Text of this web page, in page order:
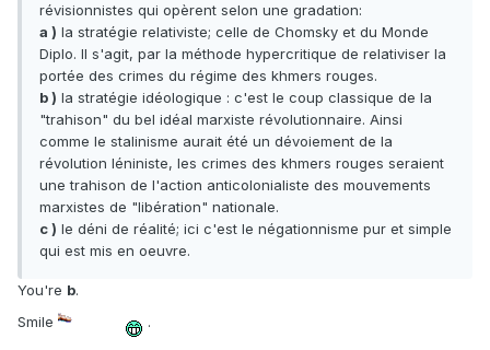
révisionnistes qui opèrent selon une gradation:
a ) la stratégie relativiste; celle de Chomsky et du Monde
Diplo. Il s'agit, par la méthode hypercritique de relativiser la
portée des crimes du régime des khmers rouges.
b ) la stratégie idéologique : c'est le coup classique de la
"trahison" du bel idéal marxiste révolutionnaire. Ainsi
comme le stalinisme aurait été un dévoiement de la
révolution léniniste, les crimes des khmers rouges seraient
une trahison de l'action anticolonialiste des mouvements
marxistes de "libération" nationale.
c ) le déni de réalité; ici c'est le négationnisme pur et simple
qui est mis en oeuvre.
You're b.
Smile
.